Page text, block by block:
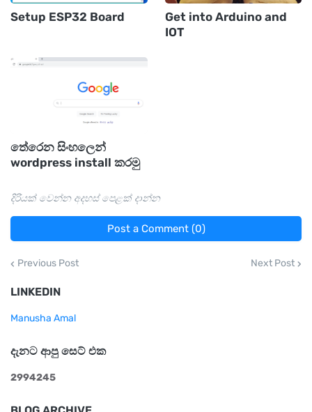
Setup ESP32 Board
Get into Arduino and
IOT
තේරෙන සිංහලෙන්
wordpress install කරමු
දිරියක් වෙන්න අදහස් පෙළක් දාන්න
Post a Comment (0)
Previous Post Next Post
LINKEDIN
Manusha Amal
දැනට ආපු සෙට් එක
2994245